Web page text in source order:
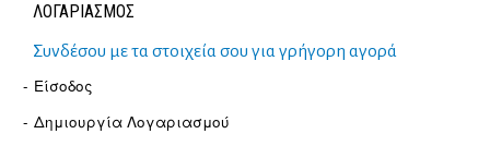
ΛΟΓΑΡΙΑΣΜΟΣ
Συνδέσου με τα στοιχεία σου για γρήγορη αγορά
Είσοδος
Δημιουργία Λογαριασμού